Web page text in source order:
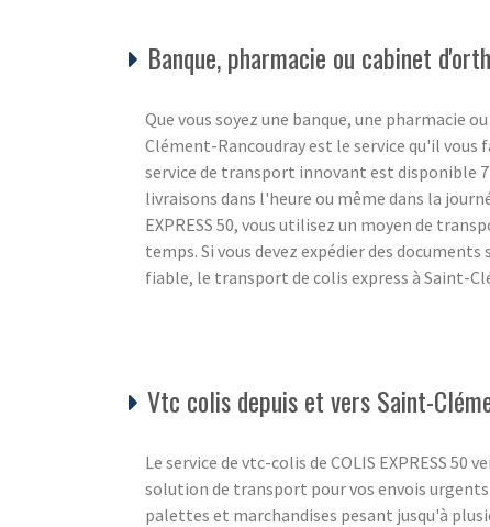
Banque, pharmacie ou cabinet
Que vous soyez une banque, une pharmacie
Clément-Rancoudray est le service qu'il vous
service de transport innovant est disponible
livraisons dans l'heure ou même dans la
EXPRESS 50, vous utilisez un moyen de
temps. Si vous devez expédier des
fiable, le transport de colis express à Saint-
Vtc colis depuis et vers Saint-
Le service de vtc-colis de COLIS EXPRESS
solution de transport pour vos envois
palettes et marchandises pesant jusqu'à